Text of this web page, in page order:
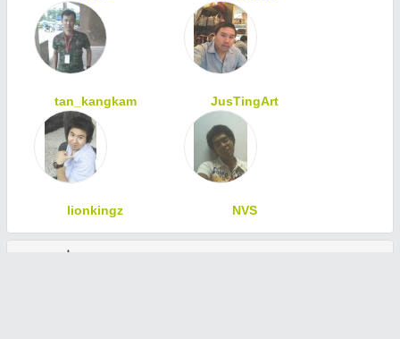
tan_kangkam JusTingArt
lionkingz NVS